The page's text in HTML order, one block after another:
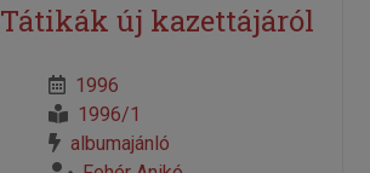
Tátikák új kazettájáról
1996
1996/1
albumajánló